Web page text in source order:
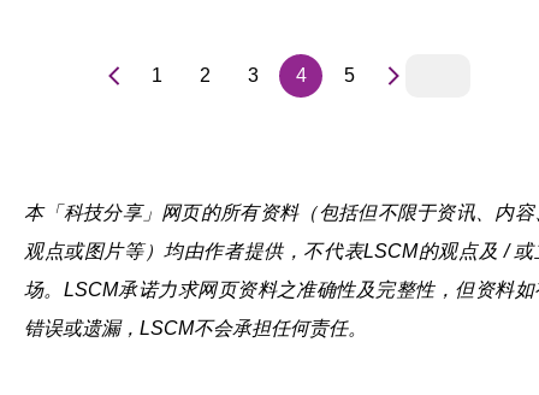
1 2 3 4 5
本「科技分享」网页的所有资料（包括但不限于资讯、内容
观点或图片等）均由作者提供，不代表LSCM的观点及 / 或
场。LSCM承诺力求网页资料之准确性及完整性，但资料如
错误或遗漏，LSCM不会承担任何责任。